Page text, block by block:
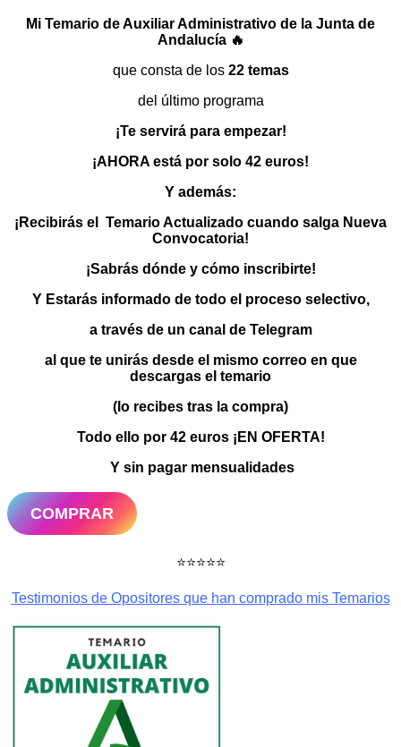
Mi Temario de Auxiliar Administrativo de la Junta de
Andalucía 🔥
que consta de los22 temas
del último programa
¡Te servirá para empezar!
¡AHORA está por solo 42 euros!
Y además:
¡Recibirás el Temario Actualizado cuando salga Nueva
Convocatoria!
¡Sabrás dónde y cómo inscribirte!
Y Estarás informado de todo el proceso selectivo,
a través de un canal de Telegram
al que te unirás desde el mismo correo en que
descargas el temario
(lo recibes tras la compra)
Todo ello por 42 euros ¡EN OFERTA!
Y sin pagar mensualidades
COMPRAR
⭐⭐⭐⭐⭐
Testimonios de Opositores que han comprado mis Temarios